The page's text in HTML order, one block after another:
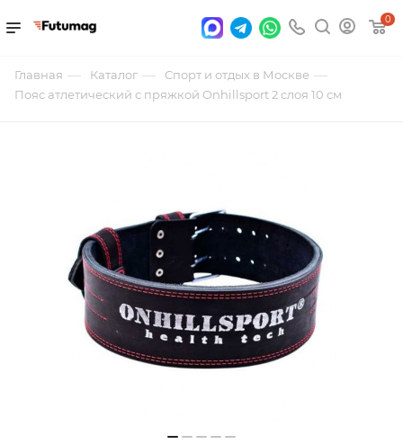
0
Главная — Каталог — Спорт и отдых в Москве —
Пояс атлетический с пряжкой Onhillsport 2 слоя 10 см